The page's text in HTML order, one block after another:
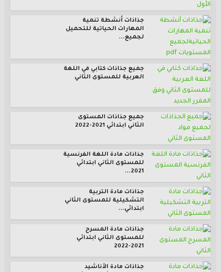
جذاذات أنشطة تنمية
المهارات الحياتية للتحميل
لجميع...
جميع جذاذات كتابي في اللغة
العربية للمستوى الثاني
جميع جذاذات المستوى
الثاني ابتدائي 2021-2022
جذاذات مادة اللغة الفرنسية
للمستوى الثاني ابتدائي
2021...
جذاذات مادة التربية
التشكيلية للمستوى الثاني
ابتدائي...
جذاذات مادة المسرح
للمستوى الثاني ابتدائي
2021-2022
جذاذات مادة الأناشيد